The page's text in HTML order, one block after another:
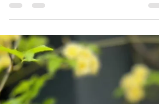
せです／
います！ ⁡ [9月のお休み] 1日(月) 8日(月) 9 日(火)
16日(火) 22日(月) 29日(月) ⁡ [10月のお休み] 6日
(月)〜9日(木) 4連休です🙇‍♂️ 13日(月)...